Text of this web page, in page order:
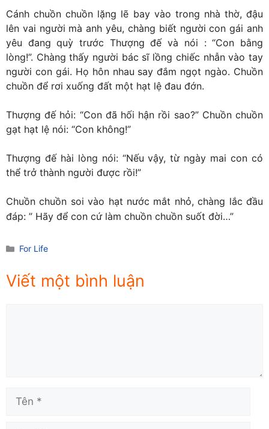
Cánh chuồn chuồn lặng lẽ bay vào trong nhà thờ, đậu
lên vai người mà anh yêu, chàng biết người con gái anh
yêu đang quỳ trước Thượng đế và nói : “Con bằng
lòng!”. Chàng thấy người bác sĩ lồng chiếc nhẫn vào tay
người con gái. Họ hôn nhau say đắm ngọt ngào. Chuồn
chuồn để rơi xuống đất một hạt lệ đau đớn.
Thượng đế hỏi: “Con đã hối hận rồi sao?” Chuồn chuồn
gạt hạt lệ nói: “Con không!”
Thượng đế hài lòng nói: “Nếu vậy, từ ngày mai con có
thể trở thành người được rồi!”
Chuồn chuồn soi vào hạt nước mắt nhỏ, chàng lắc đầu
đáp: ” Hãy để con cứ làm chuồn chuồn suốt đời…”
Danh
For Life
Viết một bình luận